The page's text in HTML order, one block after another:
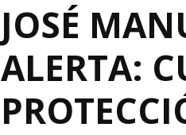
JOSÉ
ALERTA: